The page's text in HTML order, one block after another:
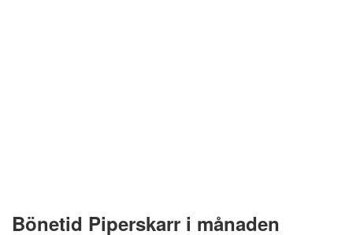
Bönetid Piperskarr i månaden